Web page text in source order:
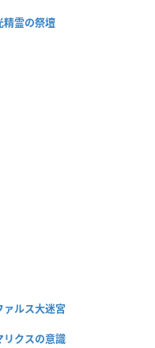
精霊の祭壇
ァルス大迷宮
リクスの意識